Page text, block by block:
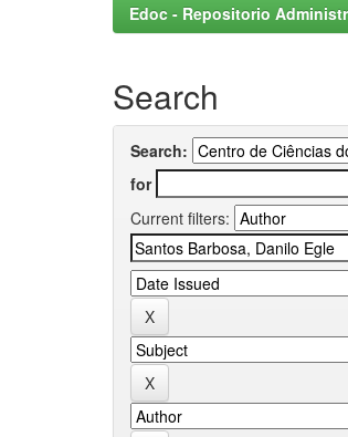
Edoc - Repositorio
Search
Search:
for
Current filters: